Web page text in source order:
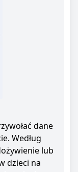
dane
Według
lub
dzieci na